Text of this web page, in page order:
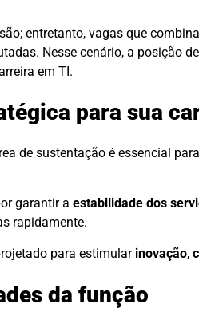
entretanto, vagas que
Nesse cenário, a posição de
em TI.
para sua
de sustentação é essencial
garantir a estabilidade dos
rapidamente.
para estimular inovação,
da função